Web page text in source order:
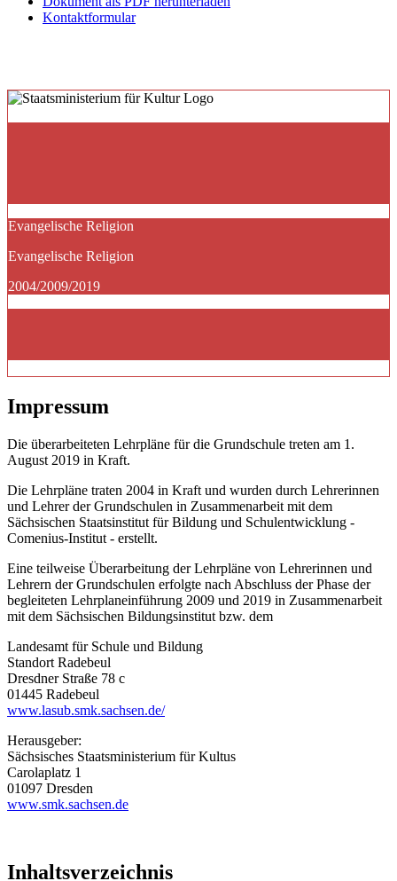
Kontaktformular
Evangelische Religion
Evangelische Religion
2004/2009/2019
Impressum
Die überarbeiteten Lehrpläne für die Grundschule treten am 1.
August 2019 in Kraft.
Die Lehrpläne traten 2004 in Kraft und wurden durch Lehrerinnen
und Lehrer der Grundschulen in Zusammenarbeit mit dem
Sächsischen Staatsinstitut für Bildung und Schulentwicklung -
Comenius-Institut - erstellt.
Eine teilweise Überarbeitung der Lehrpläne von Lehrerinnen und
Lehrern der Grundschulen erfolgte nach Abschluss der Phase der
begleiteten Lehrplaneinführung 2009 und 2019 in Zusammenarbeit
mit dem Sächsischen Bildungsinstitut bzw. dem
Landesamt für Schule und Bildung
Standort Radebeul
Dresdner Straße 78 c
01445 Radebeul
www.lasub.smk.sachsen.de/
Herausgeber:
Sächsisches Staatsministerium für Kultus
Carolaplatz 1
01097 Dresden
www.smk.sachsen.de
Inhaltsverzeichnis